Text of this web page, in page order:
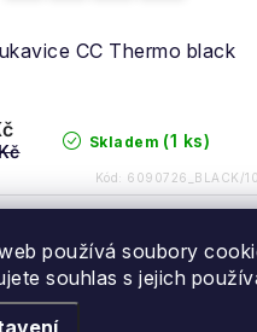
používá soubory
souhlas s jejich
CC Thermo black
Skladem (1 ks)
Kód: 6090726_BLACK/10